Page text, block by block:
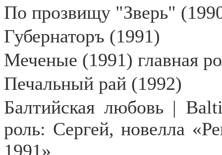
По прозвищу "Зверь"
Губернаторъ (1991)
Меченые (1991) главная
Печальный рай (1992)
Балтийская любовь |
роль: Сергей, новелла
1991»